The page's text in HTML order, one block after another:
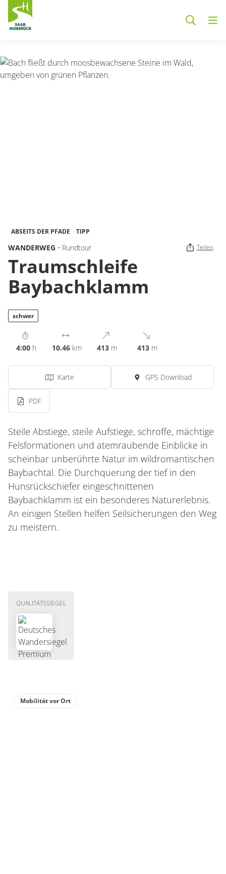
ABSEITS DER PFADE TIPP
WANDERWEG • Rundtour Teilen
Traumschleife
Baybachklamm
schwer
4:00 h 10.46 km 413 m 413 m
Karte GPS Download
PDF
Steile Abstiege, steile Aufstiege, schroffe, mächtige
Felsformationen und atemraubende Einblicke in
scheinbar unberührte Natur im wildromantischen
Baybachtal. Die Durchquerung der tief in den
Hunsrückschiefer eingeschnittenen
Baybachklamm ist ein besonderes Naturerlebnis.
An einigen Stellen helfen Seilsicherungen den Weg
zu meistern.
QUALITÄTSSIEGEL
Mobilität vor Ort